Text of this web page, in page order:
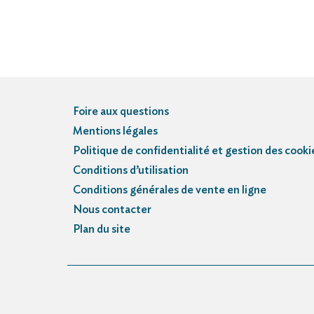
Foire aux questions
Mentions légales
Politique de confidentialité et gestion des
Conditions d’utilisation
Conditions générales de vente en ligne
Nous contacter
Plan du site